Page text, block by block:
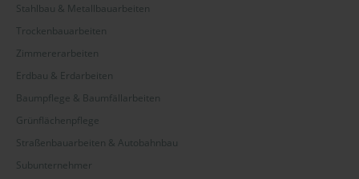
Stahlbau & Metallbauarbeiten
Trockenbauarbeiten
Zimmererarbeiten
Erdbau & Erdarbeiten
Baumpflege & Baumfällarbeiten
Grünflächenpflege
Straßenbauarbeiten & Autobahnbau
Subunternehmer